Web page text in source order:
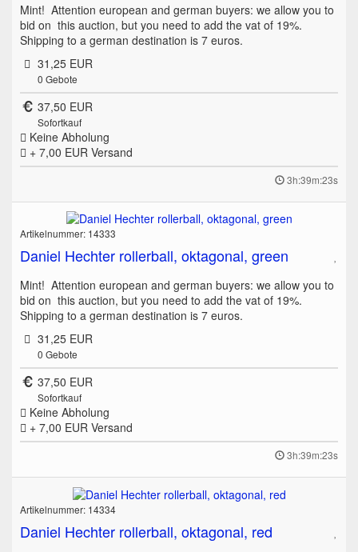
Mint! Attention european and german buyers: we allow you to
bid on this auction, but you need to add the vat of 19%.
Shipping to a german destination is 7 euros.
31,25 EUR
0 Gebote
37,50 EUR
Sofortkauf
Keine Abholung
+ 7,00 EUR Versand
3h:39m:23s
Artikelnummer: 14333
Daniel Hechter rollerball, oktagonal, green
Mint! Attention european and german buyers: we allow you to
bid on this auction, but you need to add the vat of 19%.
Shipping to a german destination is 7 euros.
31,25 EUR
0 Gebote
37,50 EUR
Sofortkauf
Keine Abholung
+ 7,00 EUR Versand
3h:39m:23s
Artikelnummer: 14334
Daniel Hechter rollerball, oktagonal, red